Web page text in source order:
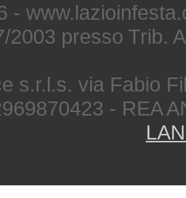
-
2003 presso Trib.
s.r.l.s. via Fabio
- REA